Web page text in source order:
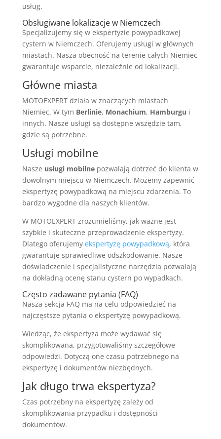
usług.
Obsługiwane lokalizacje w Niemczech
Specjalizujemy się w ekspertyzie powypadkowej
cystern w Niemczech. Oferujemy usługi w głównych
miastach. Nasza obecność na terenie całych Niemiec
gwarantuje wsparcie, niezależnie od lokalizacji.
Główne miasta
MOTOEXPERT działa w znaczących miastach
Niemiec. W tym Berlinie, Monachium, Hamburgu i
innych. Nasze usługi są dostępne wszędzie tam,
gdzie są potrzebne.
Usługi mobilne
Nasze usługi mobilnepozwalają dotrzeć do klienta w
dowolnym miejscu w Niemczech. Możemy zapewnić
ekspertyzę powypadkową na miejscu zdarzenia. To
bardzo wygodne dla naszych klientów.
W MOTOEXPERT zrozumieliśmy, jak ważne jest
szybkie i skuteczne przeprowadzenie ekspertyzy.
Dlatego oferujemy ekspertyzę powypadkową, która
gwarantuje sprawiedliwe odszkodowanie. Nasze
doświadczenie i specjalistyczne narzędzia pozwalają
na dokładną ocenę stanu cystern po wypadkach.
Często zadawane pytania (FAQ)
Nasza sekcja FAQ ma na celu odpowiedzieć na
najczęstsze pytania o ekspertyzę powypadkową.
Wiedząc, że ekspertyza może wydawać się
skomplikowana, przygotowaliśmy szczegółowe
odpowiedzi. Dotyczą one czasu potrzebnego na
ekspertyzę i dokumentów niezbędnych.
Jak długo trwa ekspertyza?
Czas potrzebny na ekspertyzę zależy od
skomplikowania przypadku i dostępności
dokumentów.